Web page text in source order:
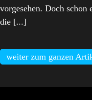
vorgesehen. Doch
die [...]
weiter zum ganzen